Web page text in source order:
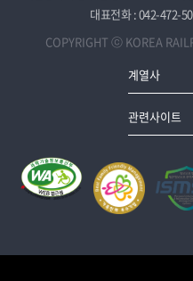
대표전화 : 042-472-
COPYRIGHT ⓒ KOREA
계열사
관련사이트